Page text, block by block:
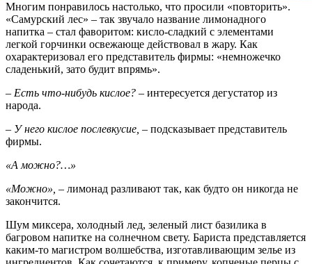
Многим понравилось настолько, что просили «повторить».
«Самурский лес» – так звучало название лимонадного
напитка – стал фаворитом: кисло-сладкий с элементами
легкой горчинки освежающе действовал в жару. Как
охарактеризовал его представитель фирмы: «немножечко
сладенький, зато будит впрямь».
– Есть что-нибудь кислое? – интересуется дегустатор из
народа.
– У него кислое послевкусие, – подсказывает представитель
фирмы.
«А можно?…»
«Можно», – лимонад разливают так, как будто он никогда не
закончится.
Шум миксера, холодный лед, зеленый лист базилика в
багровом напитке на солнечном свету. Бариста представляется
каким-то магистром волшебства, изготавливающим зелье из